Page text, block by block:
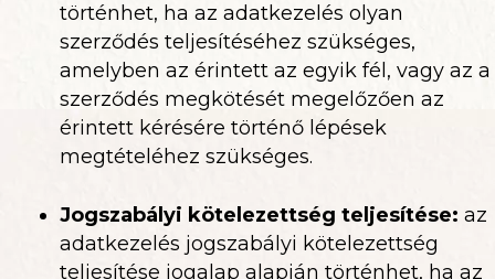
történhet, ha az adatkezelés olyan
szerződés teljesítéséhez szükséges,
amelyben az érintett az egyik fél, vagy az a
szerződés megkötését megelőzően az
érintett kérésére történő lépések
megtételéhez szükséges.
Jogszabályi kötelezettség teljesítése: az
adatkezelés jogszabályi kötelezettség
teljesítése jogalap alapján történhet, ha az